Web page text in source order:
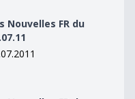
Nouvelles FR du